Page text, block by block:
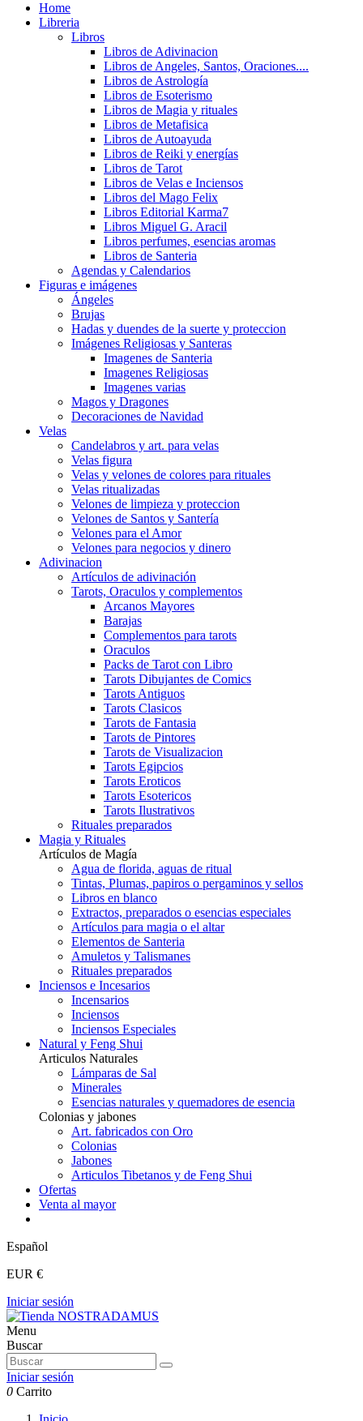
Home
Libreria
Libros
Libros de Adivinacion
Libros de Angeles, Santos, Oraciones....
Libros de Astrología
Libros de Esoterismo
Libros de Magia y rituales
Libros de Metafisica
Libros de Autoayuda
Libros de Reiki y energías
Libros de Tarot
Libros de Velas e Inciensos
Libros del Mago Felix
Libros Editorial Karma7
Libros Miguel G. Aracil
Libros perfumes, esencias aromas
Libros de Santeria
Agendas y Calendarios
Figuras e imágenes
Ángeles
Brujas
Hadas y duendes de la suerte y proteccion
Imágenes Religiosas y Santeras
Imagenes de Santeria
Imagenes Religiosas
Imagenes varias
Magos y Dragones
Decoraciones de Navidad
Velas
Candelabros y art. para velas
Velas figura
Velas y velones de colores para rituales
Velas ritualizadas
Velones de limpieza y proteccion
Velones de Santos y Santería
Velones para el Amor
Velones para negocios y dinero
Adivinacion
Artículos de adivinación
Tarots, Oraculos y complementos
Arcanos Mayores
Barajas
Complementos para tarots
Oraculos
Packs de Tarot con Libro
Tarots Dibujantes de Comics
Tarots Antiguos
Tarots Clasicos
Tarots de Fantasia
Tarots de Pintores
Tarots de Visualizacion
Tarots Egipcios
Tarots Eroticos
Tarots Esotericos
Tarots Ilustrativos
Rituales preparados
Magia y Rituales
Artículos de Magía
Agua de florida, aguas de ritual
Tintas, Plumas, papiros o pergaminos y sellos
Libros en blanco
Extractos, preparados o esencias especiales
Artículos para magia o el altar
Elementos de Santeria
Amuletos y Talismanes
Rituales preparados
Inciensos e Incesarios
Incensarios
Inciensos
Inciensos Especiales
Natural y Feng Shui
Articulos Naturales
Lámparas de Sal
Minerales
Esencias naturales y quemadores de esencia
Colonias y jabones
Art. fabricados con Oro
Colonias
Jabones
Articulos Tibetanos y de Feng Shui
Ofertas
Venta al mayor
Español
EUR €
Iniciar sesión
Menu
Buscar
Iniciar sesión
0 Carrito